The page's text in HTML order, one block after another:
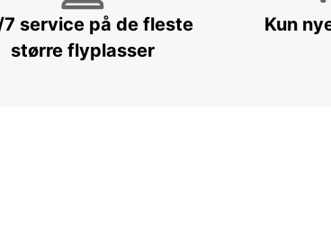
service på de fleste
større flyplasser
Kun